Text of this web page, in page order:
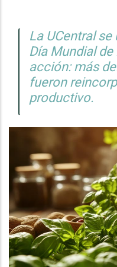
La UCentral
Día Mundial
acción: más
fueron
productivo.